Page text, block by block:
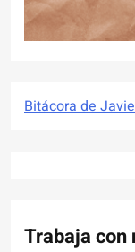
Bitácora de
Trabaja con